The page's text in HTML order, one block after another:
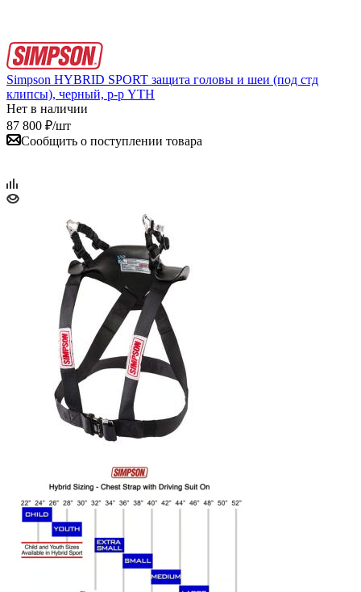
Simpson HYBRID SPORT защита головы и шеи (под стд
клипсы), черный, р-р YTH
Нет в наличии
87 800 ₽/шт
Сообщить о поступлении товара